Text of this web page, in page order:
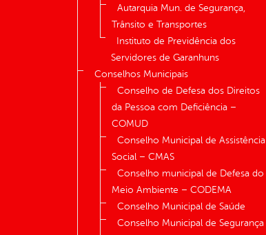
Autarquia Mun. de Segurança,
Trânsito e Transportes
Instituto de Previdência dos
Servidores de Garanhuns
Conselhos Municipais
Conselho de Defesa dos Direitos
da Pessoa com Deficiência –
COMUD
Conselho Municipal de Assistência
Social – CMAS
Conselho municipal de Defesa do
Meio Ambiente – CODEMA
Conselho Municipal de Saúde
Conselho Municipal de Segurança